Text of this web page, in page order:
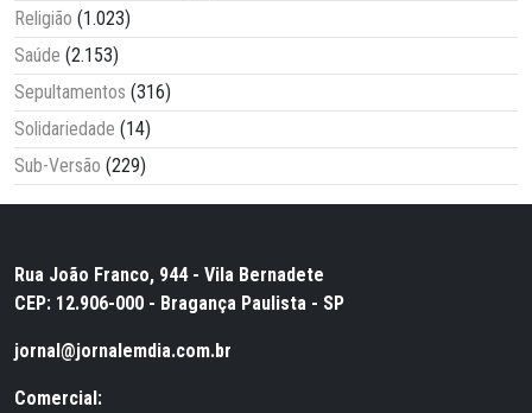
Religião (1.023)
Saúde (2.153)
Sepultamentos (316)
Solidariedade (14)
Sub-Versão (229)
Rua João Franco, 944 - Vila Bernadete
CEP: 12.906-000 - Bragança Paulista - SP
jornal@jornalemdia.com.br
Comercial: